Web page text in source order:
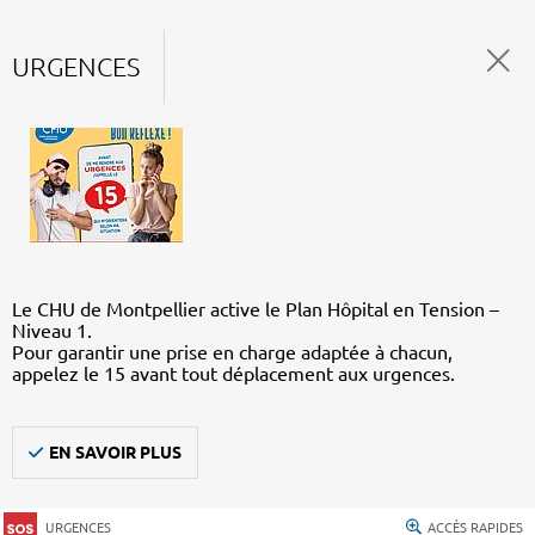
URGENCES
Le CHU de Montpellier active le Plan Hôpital en Tension –
Niveau 1.
Pour garantir une prise en charge adaptée à chacun,
appelez le 15 avant tout déplacement aux urgences.
EN SAVOIR PLUS
URGENCES ACCÈS RAPIDES